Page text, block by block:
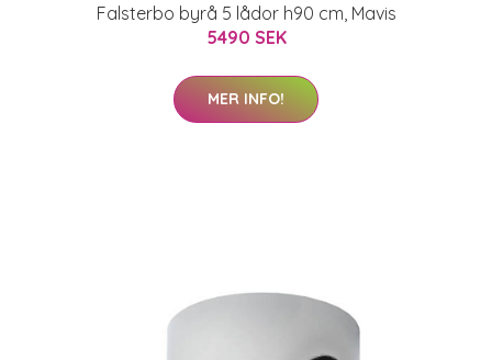
Falsterbo byrå 5 lådor h90 cm, Mavis
5490 SEK
MER INFO!